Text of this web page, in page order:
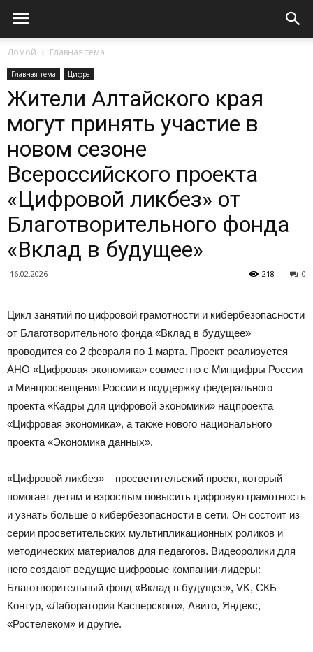
Домой Главная тема
Главная тема Цифра
Жители Алтайского края
могут принять участие в
новом сезоне
Всероссийского проекта
«Цифровой ликбез» от
Благотворительного фонда
«Вклад в будущее»
16.02.2026 0
218
Цикл занятий по цифровой грамотности и кибербезопасности
от Благотворительного фонда «Вклад в будущее»
проводится со 2 февраля по 1 марта. Проект реализуется
АНО «Цифровая экономика» совместно с Минцифры России
и Минпросвещения России в поддержку федерального
проекта «Кадры для цифровой экономики» нацпроекта
«Цифровая экономика», а также нового национального
проекта «Экономика данных».
«Цифровой ликбез» – просветительский проект, который
помогает детям и взрослым повысить цифровую грамотность
и узнать больше о кибербезопасности в сети. Он состоит из
серии просветительских мультипликационных роликов и
методических материалов для педагогов. Видеоролики для
него создают ведущие цифровые компании-лидеры:
Благотворительный фонд «Вклад в будущее», VK, СКБ
Контур, «Лаборатория Касперского», Авито, Яндекс,
«Ростелеком» и другие.